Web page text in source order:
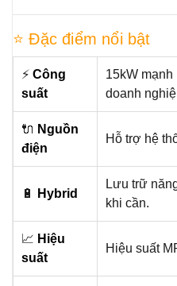
⭐ Đặc điểm nổi bật
⚡ Công
suất
15kW
doanh
🔌 Nguồn
điện
Hỗ trợ hệ
🔋 Hybrid
Lưu trữ
khi cần.
📈 Hiệu
suất
Hiệu suất